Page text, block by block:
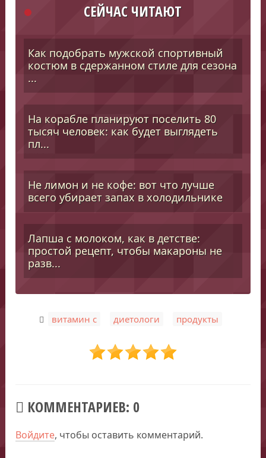
СЕЙЧАС ЧИТАЮТ
Как подобрать мужской спортивный
костюм в сдержанном стиле для сезона
...
На корабле планируют поселить 80
тысяч человек: как будет выглядеть
пл...
Не лимон и не кофе: вот что лучше
всего убирает запах в холодильнике
Лапша с молоком, как в детстве:
простой рецепт, чтобы макароны не
разв...
витамин с диетологи продукты
КОММЕНТАРИЕВ: 0
Войдите, чтобы оставить комментарий.